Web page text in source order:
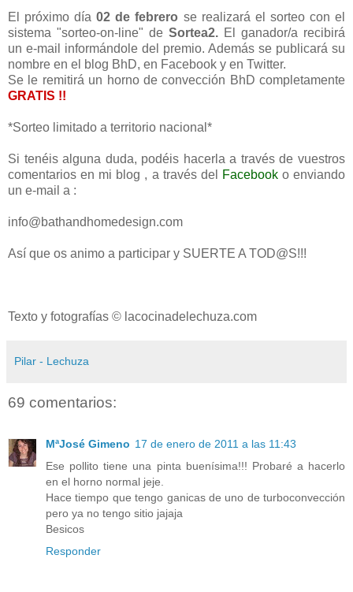
El próximo día02 de febrero se realizará el sorteo con el
sistema "sorteo-on-line" de Sortea2. El ganador/a recibirá
un e-mail informándole del premio. Además se publicará su
nombre en el blog BhD, en Facebook y en Twitter.
Se le remitirá un horno de convección BhD completamente
GRATIS !!
*Sorteo limitado a territorio nacional*
Si tenéis alguna duda, podéis hacerla a través de vuestros
comentarios en mi blog , a través del
Facebooko enviando
un e-mail a :
info@bathandhomedesign.com
Así que os animo a participar y SUERTE A TOD@S!!!
Texto y fotografías © lacocinadelechuza.com
Pilar - Lechuza
69 comentarios:
MªJosé Gimeno 17 de enero de 2011 a las 11:43
Ese pollito tiene una pinta buenísima!!! Probaré a hacerlo
en el horno normal jeje.
Hace tiempo que tengo ganicas de uno de turboconvección
pero ya no tengo sitio jajaja
Besicos
Responder